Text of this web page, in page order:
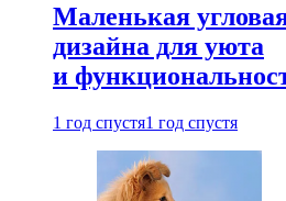
Маленькая
дизайна для уюта
и
1 год спустя1 год спустя